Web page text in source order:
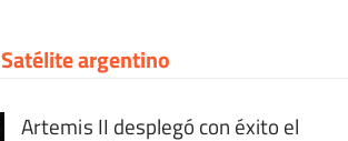
Satélite argentino
Artemis II desplegó con éxito el